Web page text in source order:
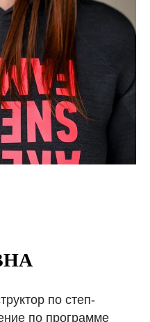
по степ-
по программе